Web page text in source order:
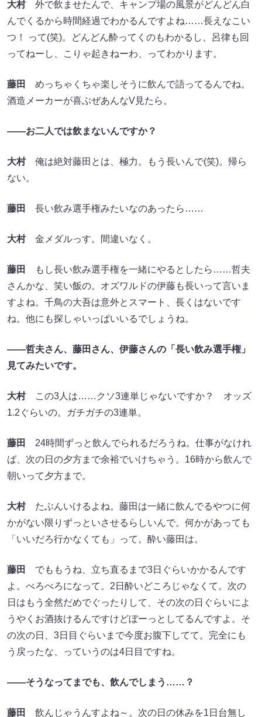
大村外で飲ませたんで、キャンプ場の風景がどんどん白
んでくるから時間経過でわかるんですよね……長えなこい
つ！ って(笑)。どんどん酔ってくのもわかるし、呂律も回
ってねーし、こりゃ起きねーわ、ってわかります。
藤田
めっちゃくちゃ楽しそうに飲んで語ってるんでね。
酒造メーカーが喜ぶぜあんなV見たら。
――お二人では飲まないんですか？
大村俺は絶対藤田とは、極力。もう長いんで(笑)。帰ら
ない。
藤田 長い飲み選手権みたいなのあったら……
大村金メダルっす。間違いなく。
藤田
もし長い飲み選手権を一緒にやるとしたら……哲夫
さんかな、笑い飯の。オズワルドの伊藤も長いって言いま
すよね。千鳥の大吾は意外とスマート、長くはないです
ね。他にも探しゃいっぱいいるでしょうね。
――哲夫さん、藤田さん、伊藤さんの「長い飲み選手権」
見てみたいです。
大村この3人は……クソ3連単じゃないですか？ オッズ
1.2ぐらいの。ガチガチの3連単。
藤田
24時間ずっと飲んでられるだろうね。仕事がなけれ
ば、次の日の夕方まで余裕でいけちゃう。16時から飲んで
朝いって夕方まで。
大村たぶんいけるよね。藤田は一緒に飲んでるやつに何
かがない限りずっといさせるらしいんで。何かがあっても
「いいだろ行かなくても」って。酔い藤田は。
藤田
でももうね、立ち直るまで3日ぐらいかかるんです
よ。べろべろになって。2日酔いどころじゃなくて。次の
日はもう全然だめでぐったりして、その次の日ぐらいによ
うやくお酒抜けるんですけどぼーっとしてるんですよ。そ
の次の日、3日目ぐらいまで今度お腹下してて。完全にも
う戻ったな、っていうのは4日目ですね。
――そうなってまでも、飲んでしまう……？
藤田
飲んじゃうんすよね～。次の日の休みを1日台無し